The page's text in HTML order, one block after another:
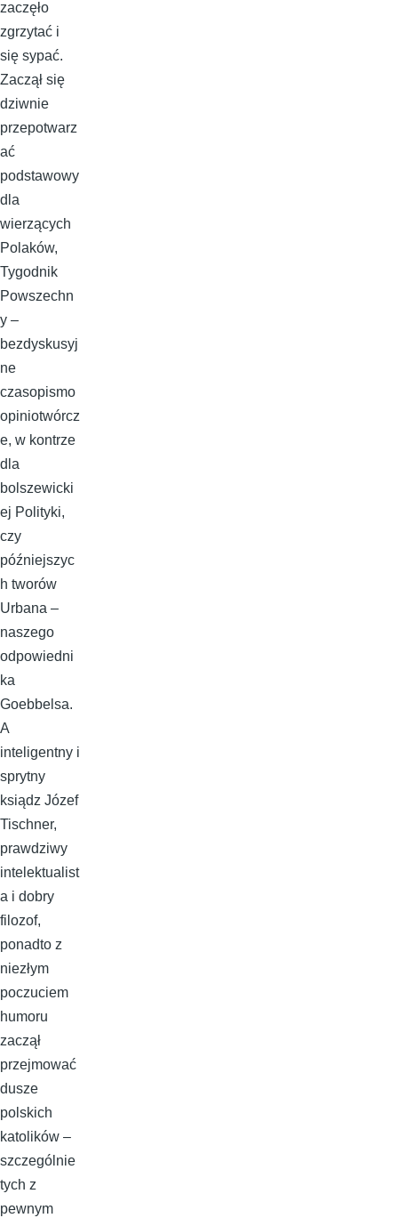
zaczęło
zgrzytać i
się sypać.
Zaczął się
dziwnie
przepotwarz
ać
podstawowy
dla
wierzących
Polaków,
Tygodnik
Powszechn
y –
bezdyskusyj
ne
czasopismo
opiniotwórcz
e, w kontrze
dla
bolszewicki
ej Polityki,
czy
późniejszyc
h tworów
Urbana –
naszego
odpowiedni
ka
Goebbelsa.
A
inteligentny i
sprytny
ksiądz Józef
Tischner,
prawdziwy
intelektualist
a i dobry
filozof,
ponadto z
niezłym
poczuciem
humoru
zaczął
przejmować
dusze
polskich
katolików –
szczególnie
tych z
pewnym